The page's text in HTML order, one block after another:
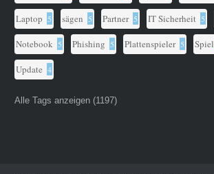
Laptop 5 sägen 5 Partner 5 IT Sicherheit 5
Notebook 5 Phishing 5 Plattenspieler 5 Spiel
Update 4
Alle Tags anzeigen (1197)